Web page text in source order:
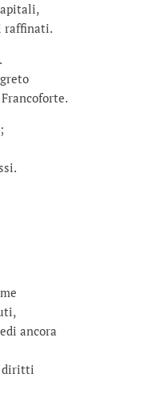
raffinati.
ancora
diritti